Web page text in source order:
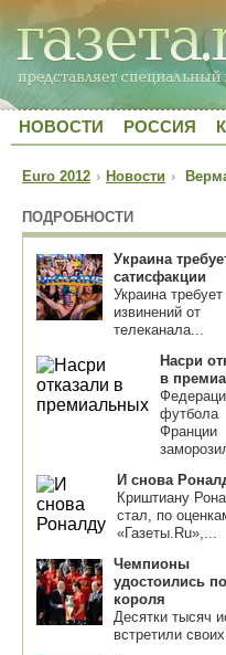
НОВОСТИ РОССИЯ
Euro 2012 › Новости ›
ПОДРОБНОСТИ
Украина
сатисфакции
Украина требует
извинений от
телеканала...
Насри
в
футбола
Франции
И снова
Криштиану
стал, по
«Газеты.Ru»,...
Чемпионы
удостоились
короля
Десятки тысяч
встретили